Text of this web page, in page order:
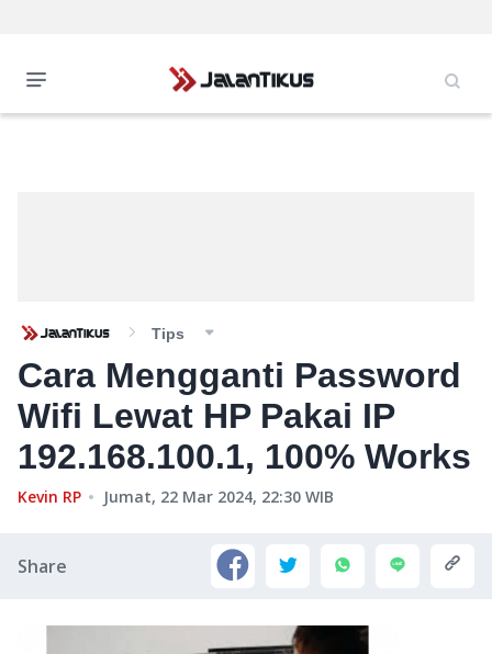
Tips
Cara Mengganti Password
Wifi Lewat HP Pakai IP
192.168.100.1, 100% Works
Kevin RP Jumat, 22 Mar 2024, 22:30 WIB
Share